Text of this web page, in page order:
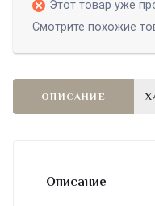
Этот товар уже
Смотрите похожие
ОПИСАНИЕ
Описание